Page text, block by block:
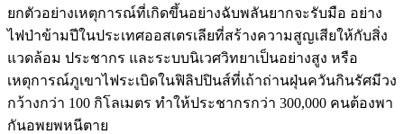
ยกตัวอย่างเหตุการณ์ที่เกิดขึ้นอย่างฉับพลันยากจะรับมือ อย่าง
ไฟป่าข้ามปีในประเทศออสเตรเลียที่สร้างความสูญเสียให้กับสิ่ง
แวดล้อม ประชากร และระบบนิเวศวิทยาเป็นอย่างสูง หรือ
เหตุการณ์ภูเขาไฟระเบิดในฟิลิปปินส์ที่เถ้าถ่านฝุ่นควันกินรัศมีวง
กว้างกว่า 100 กิโลเมตร ทำให้ประชากรกว่า 300,000 คนต้องพา
กันอพยพหนีตาย